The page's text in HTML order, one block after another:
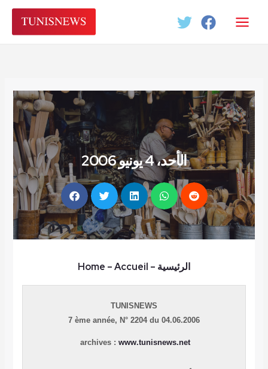
Aller
contenu
الأحد، 4 يونيو 2006
Home – Accueil – الرئيسية
TUNISNEWS
7 ème année, N° 2204 du 04.06.2006
archives :www.tunisnews.net